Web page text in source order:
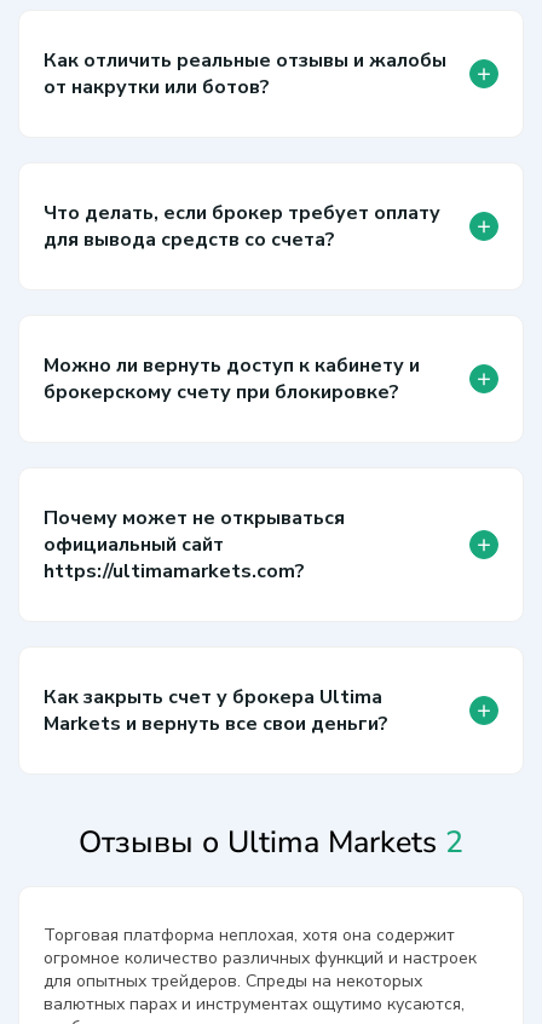
Как отличить реальные отзывы и жалобы
от накрутки или ботов?
+
Что делать, если брокер требует оплату
для вывода средств со счета?
+
Можно ли вернуть доступ к кабинету и
брокерскому счету при блокировке?
+
Почему может не открываться
официальный сайт
https://ultimamarkets.com?
+
Как закрыть счет у брокера Ultima
Markets и вернуть все свои деньги?
+
Отзывы о Ultima Markets 2
Торговая платформа неплохая, хотя она содержит
огромное количество различных функций и настроек
для опытных трейдеров. Спреды на некоторых
валютных парах и инструментах ощутимо кусаются,